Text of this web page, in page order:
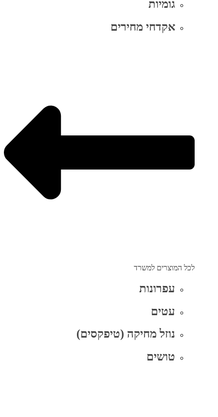
גומיות
אקדחי מחירים
לכל המוצרים למשרד
עפרונות
עטים
נוזל מחיקה (טיפקסים)
טושים